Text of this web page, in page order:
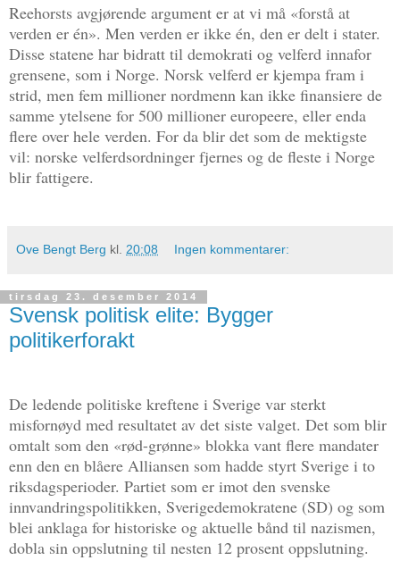
Reehorsts avgjørende argument er at vi må «forstå at
verden er én». Men verden er ikke én, den er delt i stater.
Disse statene har bidratt til demokrati og velferd innafor
grensene, som i Norge. Norsk velferd er kjempa fram i
strid, men fem millioner nordmenn kan ikke finansiere de
samme ytelsene for 500 millioner europeere, eller enda
flere over hele verden. For da blir det som de mektigste
vil: norske velferdsordninger fjernes og de fleste i Norge
blir fattigere.
Ove Bengt Berg kl. 20:08 Ingen kommentarer:
tirsdag 23. desember 2014
Svensk politisk elite: Bygger
politikerforakt
De ledende politiske kreftene i Sverige var sterkt
misfornøyd med resultatet av det siste valget. Det som blir
omtalt som den «rød-grønne» blokka vant flere mandater
enn den en blåere Alliansen som hadde styrt Sverige i to
riksdagsperioder. Partiet som er imot den svenske
innvandringspolitikken, Sverigedemokratene (SD) og som
blei anklaga for historiske og aktuelle bånd til nazismen,
dobla sin oppslutning til nesten 12 prosent oppslutning.